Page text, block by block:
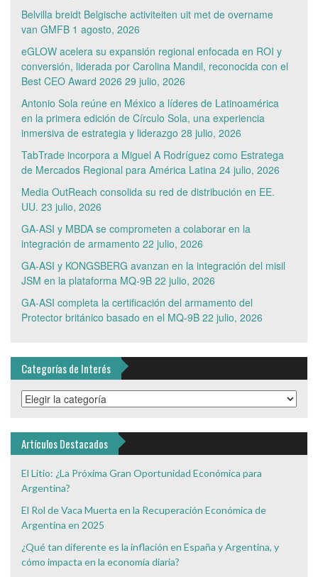
Belvilla breidt Belgische activiteiten uit met de overname
van GMFB 1 agosto, 2026
eGLOW acelera su expansión regional enfocada en ROI y
conversión, liderada por Carolina Mandil, reconocida con el
Best CEO Award 2026 29 julio, 2026
Antonio Sola reúne en México a líderes de Latinoamérica
en la primera edición de Círculo Sola, una experiencia
inmersiva de estrategia y liderazgo 28 julio, 2026
TabTrade incorpora a Miguel A Rodríguez como Estratega
de Mercados Regional para América Latina 24 julio, 2026
Media OutReach consolida su red de distribución en EE.
UU. 23 julio, 2026
GA-ASI y MBDA se comprometen a colaborar en la
integración de armamento 22 julio, 2026
GA-ASI y KONGSBERG avanzan en la integración del misil
JSM en la plataforma MQ-9B 22 julio, 2026
GA-ASI completa la certificación del armamento del
Protector británico basado en el MQ-9B 22 julio, 2026
Categorías de Interés
Categorías
de
Artículos Destacados
El Litio: ¿La Próxima Gran Oportunidad Económica para
Argentina?
El Rol de Vaca Muerta en la Recuperación Económica de
Argentina en 2025
¿Qué tan diferente es la inflación en España y Argentina, y
cómo impacta en la economía diaria?